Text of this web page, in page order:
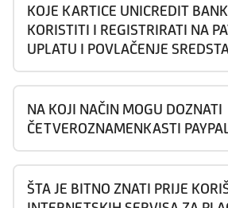
KOJE KARTICE UNICREDIT
KORISTITI I REGISTRIRATI NA
UPLATU I POVLAČENJE
NA KOJI NAČIN MOGU DOZNATI
ČETVEROZNAMENKASTI
ŠTA JE BITNO ZNATI PRIJE